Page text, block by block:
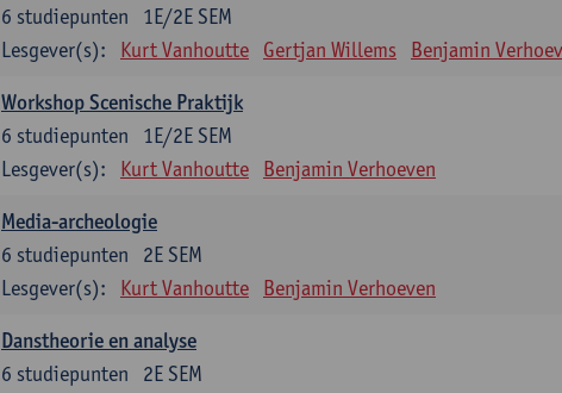
1E/2E SEM
6 studiepunten
Lesgever(s):
Kurt Vanhoutte Gertjan Willems Benjamin
Workshop Scenische Praktijk
1E/2E SEM
6 studiepunten
Lesgever(s):
Kurt Vanhoutte Benjamin Verhoeven
Media-archeologie
2E SEM
6 studiepunten
Lesgever(s):
Kurt Vanhoutte Benjamin Verhoeven
Danstheorie en analyse
2E SEM
6 studiepunten